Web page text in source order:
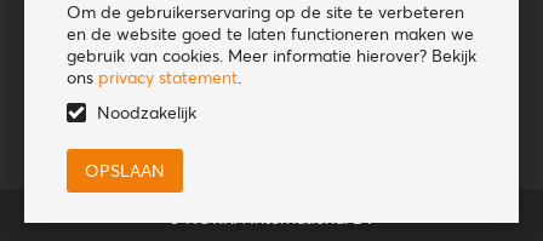
Om de gebruikerservaring op de site te verbeteren
en de website goed te laten functioneren maken we
gebruik van cookies. Meer informatie hierover? Bekijk
ons privacy statement.
Noodzakelijk
Tools
Lookbook
Nieuwe klant
© HORKA International BV